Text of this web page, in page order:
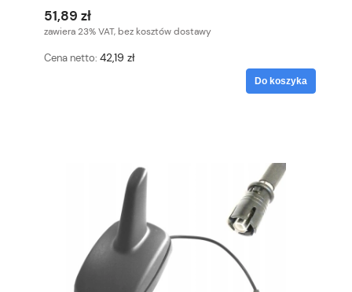
51,89 zł
zawiera 23% VAT, bez kosztów dostawy
Cena netto: 42,19 zł
Do koszyka